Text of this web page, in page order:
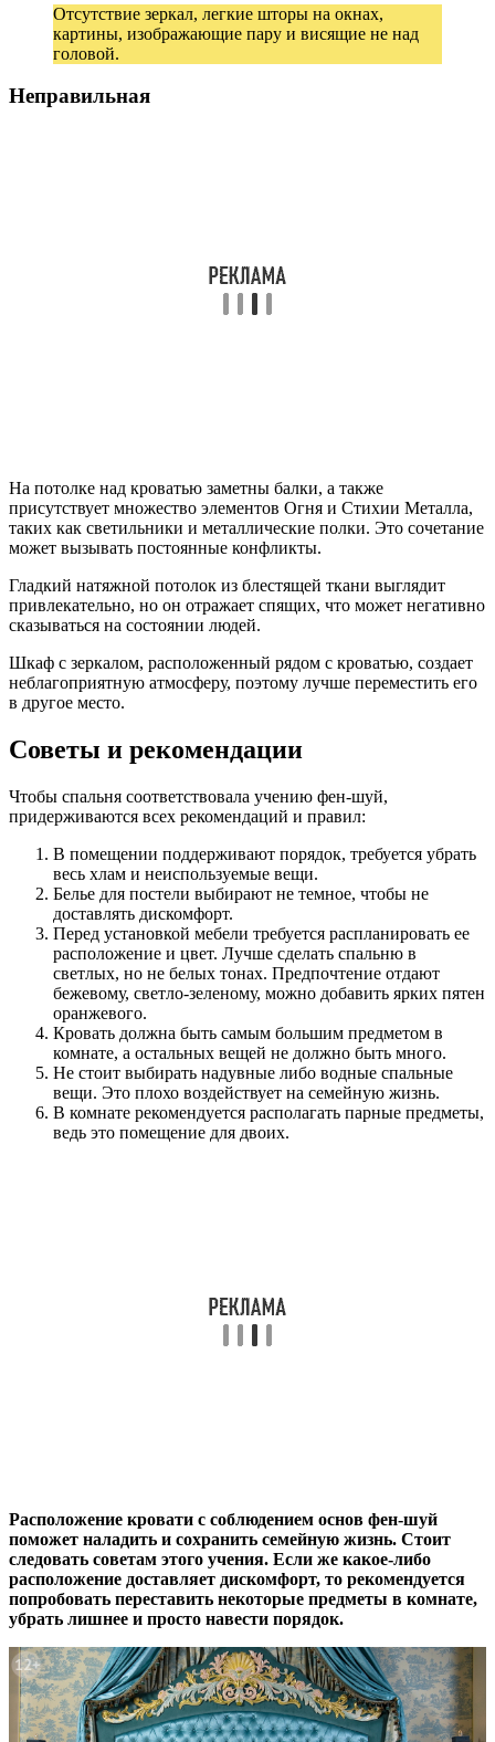
Отсутствие зеркал, легкие шторы на окнах,
картины, изображающие пару и висящие не над
головой.
Неправильная
На потолке над кроватью заметны балки, а также
присутствует множество элементов Огня и Стихии Металла,
таких как светильники и металлические полки. Это сочетание
может вызывать постоянные конфликты.
Гладкий натяжной потолок из блестящей ткани выглядит
привлекательно, но он отражает спящих, что может негативно
сказываться на состоянии людей.
Шкаф с зеркалом, расположенный рядом с кроватью, создает
неблагоприятную атмосферу, поэтому лучше переместить его
в другое место.
Советы и рекомендации
Чтобы спальня соответствовала учению фен-шуй,
придерживаются всех рекомендаций и правил:
В помещении поддерживают порядок, требуется убрать
весь хлам и неиспользуемые вещи.
Белье для постели выбирают не темное, чтобы не
доставлять дискомфорт.
Перед установкой мебели требуется распланировать ее
расположение и цвет. Лучше сделать спальню в
светлых, но не белых тонах. Предпочтение отдают
бежевому, светло-зеленому, можно добавить ярких пятен
оранжевого.
Кровать должна быть самым большим предметом в
комнате, а остальных вещей не должно быть много.
Не стоит выбирать надувные либо водные спальные
вещи. Это плохо воздействует на семейную жизнь.
В комнате рекомендуется располагать парные предметы,
ведь это помещение для двоих.
Расположение кровати с соблюдением основ фен-шуй
поможет наладить и сохранить семейную жизнь. Стоит
следовать советам этого учения. Если же какое-либо
расположение доставляет дискомфорт, то рекомендуется
попробовать переставить некоторые предметы в комнате,
убрать лишнее и просто навести порядок.